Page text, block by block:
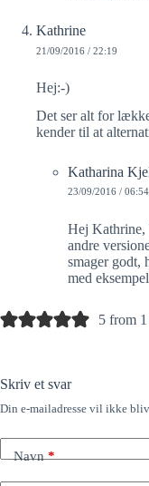
Kathrine
21/09/2016 / 22:19
Hej:-)
Det ser alt for
kender til at
Katharina
23/09/2016 / 06:54
Hej Kathrine,
andre
smager godt,
med
5 from
Skriv et svar
Din e-mailadresse vil ikke
Navn*